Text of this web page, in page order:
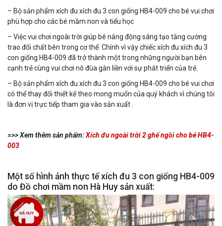
– Bộ sản phẩm xích đu xích đu 3 con giống HB4-009 cho bé vui chơi
phù hợp cho các bé mầm non và tiểu học
– Việc vui chơi ngoài trời giúp bé năng động sáng tạo tăng cường
trao đổi chất bên trong cơ thể. Chính vì vậy chiếc xích đu xích đu 3
con giống HB4-009 đã trở thành một trong những người bạn bên
cạnh trẻ cùng vui chơi nô đùa gắn liền với sự phát triển của trẻ.
– Bộ sản phẩm xích đu xích đu 3 con giống HB4-009 cho bé vui chơi
có thể thay đổi thiết kế theo mong muốn của quý khách vì chúng tôi
là đơn vị trực tiếp tham gia vào sản xuất .
=>> Xem thêm sản phẩm:Xích đu ngoài trời 2 ghế ngồi cho bé HB4-
003
Một số hình ảnh thực tế xích đu 3 con giống HB4-009
do Đồ chơi mầm non Hà Huy sản xuất: